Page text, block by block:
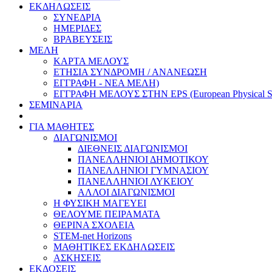
ΕΚΔΗΛΩΣΕΙΣ
ΣΥΝΕΔΡΙΑ
ΗΜΕΡΙΔΕΣ
ΒΡΑΒΕΥΣΕΙΣ
ΜΕΛΗ
ΚΑΡΤΑ ΜΕΛΟΥΣ
ΕΤΗΣΙΑ ΣΥΝΔΡΟΜΗ / ΑΝΑΝΕΩΣΗ
ΕΓΓΡΑΦΗ - ΝΕΑ ΜΕΛΗ)
ΕΓΓΡΑΦΗ ΜΕΛΟΥΣ ΣΤΗΝ EPS (European Physical
ΣΕΜΙΝΑΡΙΑ
ΓΙΑ ΜΑΘΗΤΕΣ
ΔΙΑΓΩΝΙΣΜΟΙ
ΔΙΕΘΝΕΙΣ ΔΙΑΓΩΝΙΣΜΟΙ
ΠΑΝΕΛΛΗΝΙΟΙ ΔΗΜΟΤΙΚΟΥ
ΠΑΝΕΛΛΗΝΙΟΙ ΓΥΜΝΑΣΙΟΥ
ΠΑΝΕΛΛΗΝΙΟΙ ΛΥΚΕΙΟΥ
ΑΛΛΟΙ ΔΙΑΓΩΝΙΣΜΟΙ
Η ΦΥΣΙΚΗ ΜΑΓΕΥΕΙ
ΘΕΛΟΥΜΕ ΠΕΙΡΑΜΑΤΑ
ΘΕΡΙΝΑ ΣΧΟΛΕΙΑ
STEM-net Horizons
ΜΑΘΗΤΙΚΕΣ ΕΚΔΗΛΩΣΕΙΣ
ΑΣΚΗΣΕΙΣ
ΕΚΔΟΣΕΙΣ